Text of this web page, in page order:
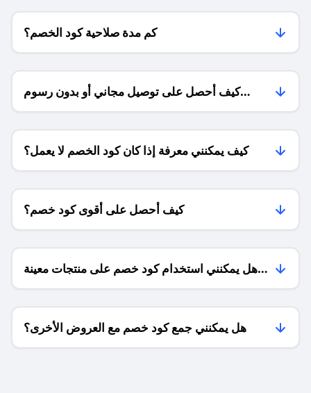
كم مدة صلاحية كود الخصم؟
كيف أحصل على توصيل مجاني أو بدون رسوم
الشحن ؟
كيف يمكنني معرفة إذا كان كود الخصم لا يعمل؟
كيف أحصل على أقوى كود خصم؟
هل يمكنني استخدام كود خصم على منتجات معينة
فقط؟
هل يمكنني جمع كود خصم مع العروض الأخرى؟